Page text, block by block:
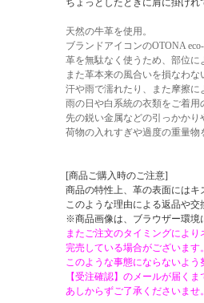
ちょっとしたときに肩に掛けれ
天然の牛革を使用。
ブランドアイコンのOTONA
革を無駄なく使うため、部位に
また革本来の風合いを損なわな
汗や雨で濡れたり、また摩擦に
雨の日や白系統の衣類をご着用
先の鋭い金属などの引っかかり
荷物の入れすぎや過度の重量物
[商品ご購入時のご注意]
商品の特性上、革の表面にはキ
このような理由による返品や交
※商品画像は、ブラウザー環境
またご注文のタイミングにより
完売している場合がございます。
このような事態にならないよう
【受注確認】のメールが届く
あしからずご了承くださいませ。